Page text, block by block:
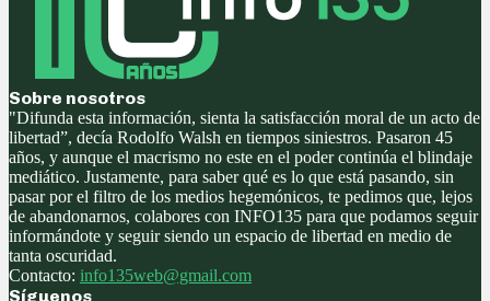
Sobre nosotros
"Difunda esta información, sienta la satisfacción moral de un acto de
libertad”, decía Rodolfo Walsh en tiempos siniestros. Pasaron 45
años, y aunque el macrismo no este en el poder continúa el blindaje
mediático. Justamente, para saber qué es lo que está pasando, sin
pasar por el filtro de los medios hegemónicos, te pedimos que, lejos
de abandonarnos, colabores con INFO135 para que podamos seguir
informándote y seguir siendo un espacio de libertad en medio de
tanta oscuridad.
Contacto: info135web@gmail.com
Síguenos